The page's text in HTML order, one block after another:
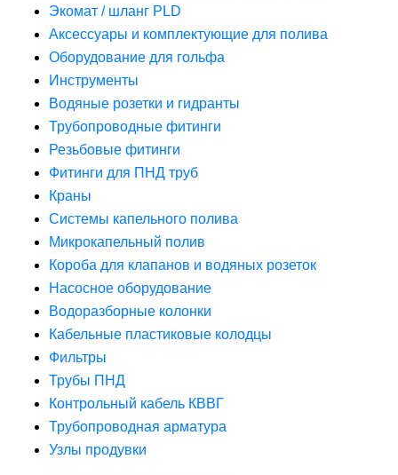
Экомат / шланг PLD
Аксессуары и комплектующие для полива
Оборудование для гольфа
Инструменты
Водяные розетки и гидранты
Трубопроводные фитинги
Резьбовые фитинги
Фитинги для ПНД труб
Краны
Системы капельного полива
Микрокапельный полив
Короба для клапанов и водяных розеток
Насосное оборудование
Водоразборные колонки
Кабельные пластиковые колодцы
Фильтры
Трубы ПНД
Контрольный кабель КВВГ
Трубопроводная арматура
Узлы продувки